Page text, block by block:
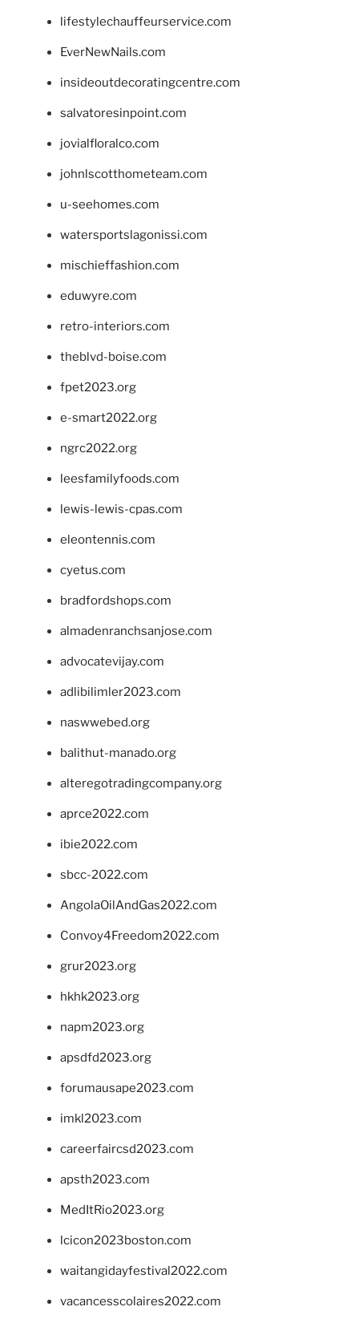
lifestylechauffeurservice.com
EverNewNails.com
insideoutdecoratingcentre.com
salvatoresinpoint.com
jovialfloralco.com
johnlscotthometeam.com
u-seehomes.com
watersportslagonissi.com
mischieffashion.com
eduwyre.com
retro-interiors.com
theblvd-boise.com
fpet2023.org
e-smart2022.org
ngrc2022.org
leesfamilyfoods.com
lewis-lewis-cpas.com
eleontennis.com
cyetus.com
bradfordshops.com
almadenranchsanjose.com
advocatevijay.com
adlibilimler2023.com
naswwebed.org
balithut-manado.org
alteregotradingcompany.org
aprce2022.com
ibie2022.com
sbcc-2022.com
AngolaOilAndGas2022.com
Convoy4Freedom2022.com
grur2023.org
hkhk2023.org
napm2023.org
apsdfd2023.org
forumausape2023.com
imkl2023.com
careerfaircsd2023.com
apsth2023.com
MedItRio2023.org
lcicon2023boston.com
waitangidayfestival2022.com
vacancesscolaires2022.com